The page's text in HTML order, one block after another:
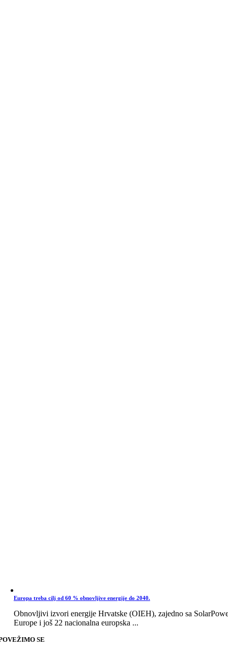
Europa treba cilj od 60 % obnovljive energije do 2040.
Obnovljivi izvori energije Hrvatske (OIEH), zajedno sa
Europe i još 22 nacionalna europska ...
SE